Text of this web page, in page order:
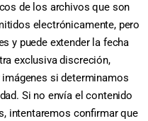
de los archivos que son
electrónicamente, pero
y puede extender la fecha
exclusiva discreción,
si determinamos
Si no envía el contenido
intentaremos confirmar que